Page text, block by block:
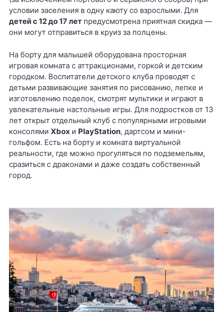
условии заселения в одну каюту со взрослыми. Для
детей с 12 до 17 летпредусмотрена приятная скидка —
они могут отправиться в круиз за полцены.
На борту для малышей оборудована просторная
игровая комната с аттракционами, горкой и детским
городком. Воспитатели детского клуба проводят с
детьми развивающие занятия по рисованию, лепке и
изготовлению поделок, смотрят мультики и играют в
увлекательные настольные игры. Для подростков от 13
лет открыт отдельный клуб с популярными игровыми
консолями Xbox и PlayStation, дартсом и мини-
гольфом. Есть на борту и комната виртуальной
реальности, где можно прогуляться по подземельям,
сразиться с драконами и даже создать собственный
город.